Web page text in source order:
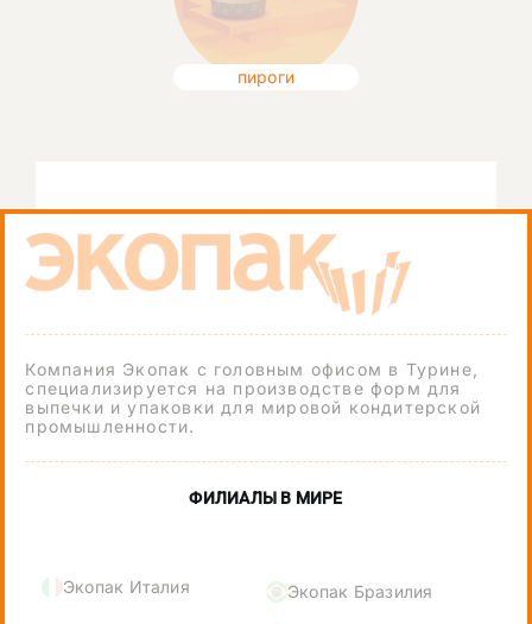
пироги
Компания Экопак с головным офисом в Турине,
специализируется на производстве форм для
выпечки и упаковки для мировой кондитерской
промышленности.
ФИЛИАЛЫ В МИРЕ
Экопак Италия Экопак Бразилия